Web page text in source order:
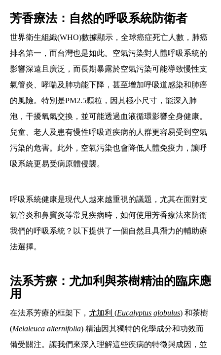
芳香療法：自然的呼吸系統防衛者
世界衛生組織(WHO)數據顯示，全球癌症死亡人數，肺癌
排名第一，而台灣也是如此。空氣污染對人體呼吸系統的
影響深遠且廣泛，而長期暴露於空氣污染可能導致慢性支
氣管炎、哮喘及肺功能下降，甚至增加呼吸道感染和肺癌
的風險。特別是PM2.5顆粒，因其極小尺寸，能深入肺
泡，干擾氧氣交換，並可能透過血液循環影響全身健康。
兒童、老人及患有慢性呼吸道疾病的人群更容易受到空氣
污染的危害。此外，空氣污染也會降低人體免疫力，讓呼
吸系統更易受病原體侵襲。
呼吸系統健康是現代人越來越重視的議題，尤其在面對支
氣管炎和鼻竇炎等常見疾病時，如何使用芳香療法來防衛
我們的呼吸系統？以下提供了一個自然且具潛力的輔助療
法選擇。
法系芳療：尤加利與茶樹精油的臨床應
用
在法系芳療的框架下， 尤加利 (Eucalyptus globulus) 和茶樹
(Melaleuca alternifolia) 精油因其獨特的化學成分和功效而
備受關注。讓我們來深入理解這些疾病的特徵與成因，並